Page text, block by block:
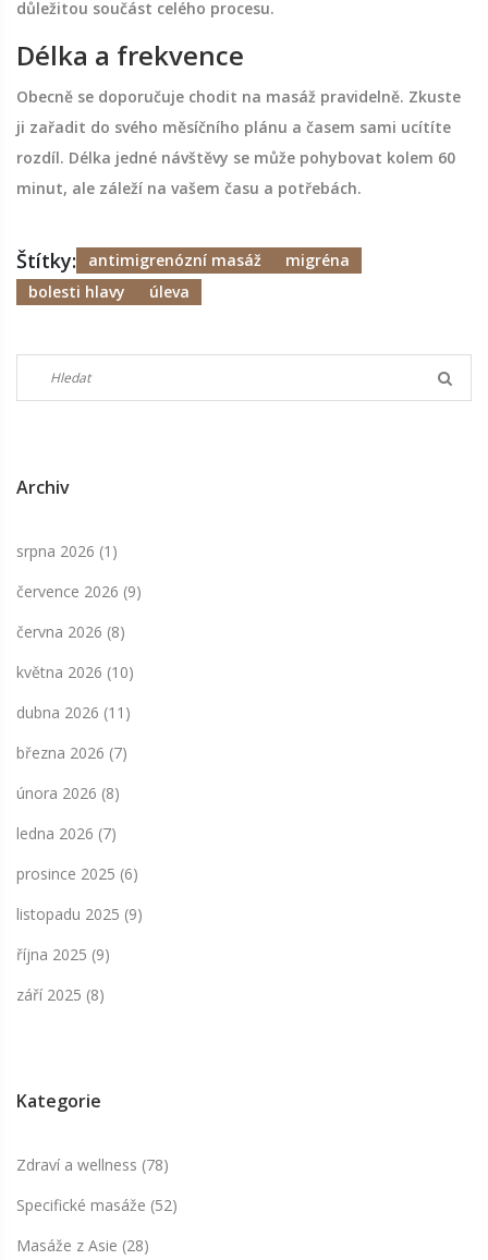
důležitou součást celého procesu.
Délka a frekvence
Obecně se doporučuje chodit na masáž pravidelně. Zkuste
ji zařadit do svého měsíčního plánu a časem sami ucítíte
rozdíl. Délka jedné návštěvy se může pohybovat kolem 60
minut, ale záleží na vašem času a potřebách.
Štítky: antimigrenózní masáž
migréna
bolesti hlavy
úleva
Archiv
srpna 2026 (1)
července 2026 (9)
června 2026 (8)
května 2026 (10)
dubna 2026 (11)
března 2026 (7)
února 2026 (8)
ledna 2026 (7)
prosince 2025 (6)
listopadu 2025 (9)
října 2025 (9)
září 2025 (8)
Kategorie
Zdraví a wellness (78)
Specifické masáže (52)
Masáže z Asie (28)